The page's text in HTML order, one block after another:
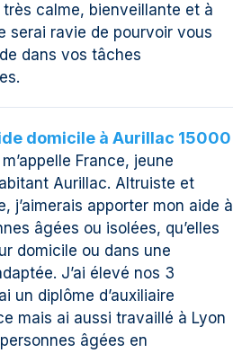
très calme, bienveillante et à
serai ravie de pourvoir vous
dans vos tâches
domicile à Aurillac 15000
France, jeune
Aurillac. Altruiste et
j’aimerais apporter mon aide à
âgées ou isolées, qu’elles
domicile ou dans une
J’ai élevé nos 3
un diplôme d’auxiliaire
mais ai aussi travaillé à Lyon
âgées en